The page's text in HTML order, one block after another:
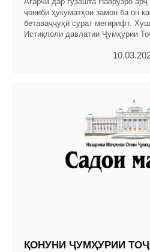
ҷониби ҳукуматҳои замон ба он
бетаваҷҷуҳӣ сурат мегирифт.
Истиқлоли давлатии Ҷумҳурии
ҚОНУНИ ҶУМҲУРИИ